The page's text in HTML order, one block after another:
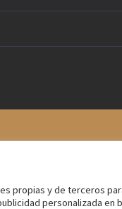
propias y de terceros
personalizada en